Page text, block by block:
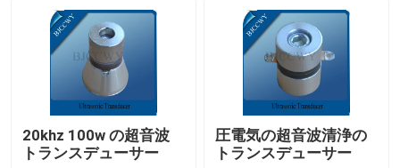
超音波インピーダンス
超音波粉砕のトランスデューサー
超音波管状のトランスデューサー
20khz 100w の超音波
トランスデューサー
圧電気の超音波清浄の
トランスデューサー